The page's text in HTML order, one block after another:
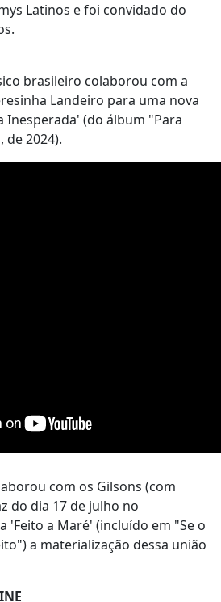
Latinos e foi convidado do
brasileiro colaborou com a
Landeiro para uma nova
Inesperada' (do álbum "Para
de 2024).
com os Gilsons (com
do dia 17 de julho no
'Feito a Maré' (incluído em "Se o
a materialização dessa união